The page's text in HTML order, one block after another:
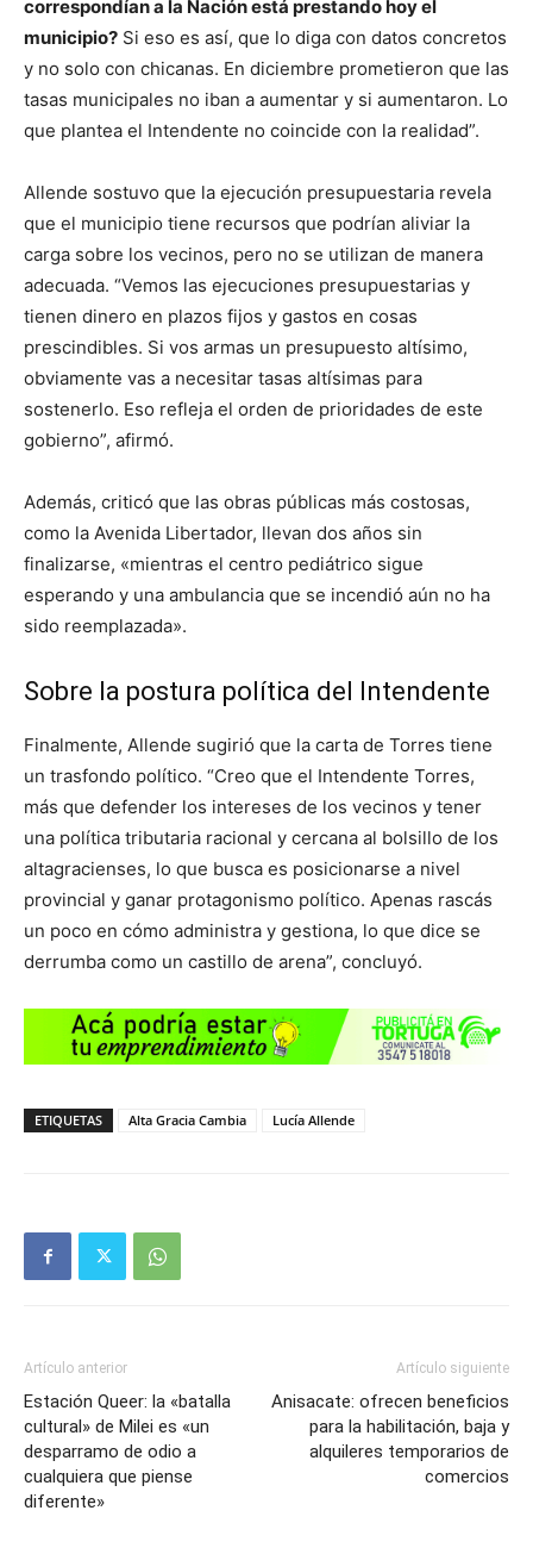
correspondían a la Nación está prestando hoy el
municipio? Si eso es así, que lo diga con datos concretos
y no solo con chicanas. En diciembre prometieron que las
tasas municipales no iban a aumentar y si aumentaron. Lo
que plantea el Intendente no coincide con la realidad”.
Allende sostuvo que la ejecución presupuestaria revela
que el municipio tiene recursos que podrían aliviar la
carga sobre los vecinos, pero no se utilizan de manera
adecuada. “Vemos las ejecuciones presupuestarias y
tienen dinero en plazos fijos y gastos en cosas
prescindibles. Si vos armas un presupuesto altísimo,
obviamente vas a necesitar tasas altísimas para
sostenerlo. Eso refleja el orden de prioridades de este
gobierno”, afirmó.
Además, criticó que las obras públicas más costosas,
como la Avenida Libertador, llevan dos años sin
finalizarse, «mientras el centro pediátrico sigue
esperando y una ambulancia que se incendió aún no ha
sido reemplazada».
Sobre la postura política del Intendente
Finalmente, Allende sugirió que la carta de Torres tiene
un trasfondo político. “Creo que el Intendente Torres,
más que defender los intereses de los vecinos y tener
una política tributaria racional y cercana al bolsillo de los
altagracienses, lo que busca es posicionarse a nivel
provincial y ganar protagonismo político. Apenas rascás
un poco en cómo administra y gestiona, lo que dice se
derrumba como un castillo de arena”, concluyó.
ETIQUETAS Alta Gracia Cambia Lucía Allende
Artículo anterior
Estación Queer: la «batalla
cultural» de Milei es «un
desparramo de odio a
cualquiera que piense
diferente»
Artículo siguiente
Anisacate: ofrecen beneficios
para la habilitación, baja y
alquileres temporarios de
comercios